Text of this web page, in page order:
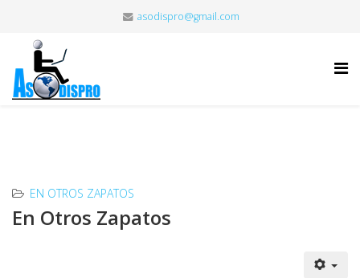
asodispro@gmail.com
EN OTROS ZAPATOS
En Otros Zapatos